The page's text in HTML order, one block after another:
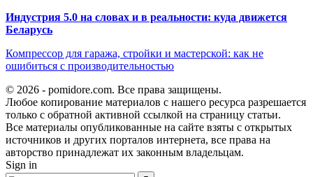
Индустрия 5.0 на словах и в реальности: куда движется
Беларусь
Компрессор для гаража, стройки и мастерской: как не
ошибиться с производительностью
© 2026 - pomidore.com. Все права защищены.
Любое копирование материалов с нашего ресурса разрешается
только с обратной активной ссылкой на страницу статьи.
Все материалы опубликованные на сайте взяты с открытых
источников и других порталов интернета, все права на
авторство принадлежат их законным владельцам.
Sign in